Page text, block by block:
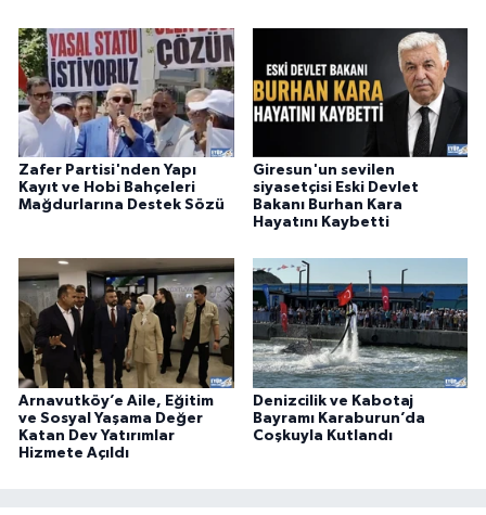
Zafer Partisi'nden Yapı
Kayıt ve Hobi Bahçeleri
Mağdurlarına Destek Sözü
Giresun'un sevilen
siyasetçisi Eski Devlet
Bakanı Burhan Kara
Hayatını Kaybetti
Arnavutköy’e Aile, Eğitim
ve Sosyal Yaşama Değer
Katan Dev Yatırımlar
Hizmete Açıldı
Denizcilik ve Kabotaj
Bayramı Karaburun’da
Coşkuyla Kutlandı